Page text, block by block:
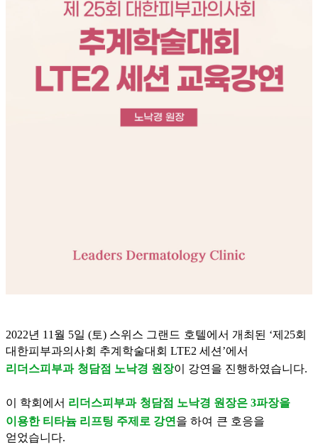
2022년 11 월 5일(토) 스위스 그랜드 호텔에서개최된 ‘제 25회
대한피부과의사회 추계 학술대회LTE2세션 ’에서
리더스피부과 청담점 노낙경 원장이 강연을 진행하였습니다.
이 학회에서 리더스피부과 청담점 노낙경 원장은3파장을
이용한 티타늄 리프팅 주제로 강연 을 하여 큰 호응을
얻었습니다.